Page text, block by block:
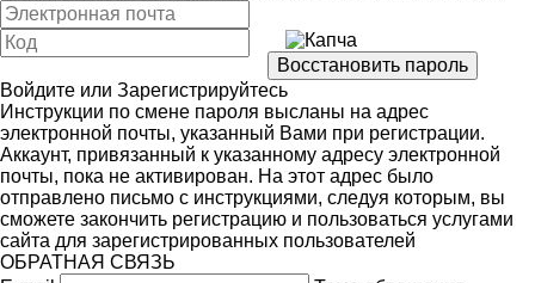
Войдите или Зарегистрируйтесь
Инструкции по смене пароля высланы на адрес
электронной почты, указанный Вами при регистрации.
Аккаунт, привязанный к указанному адресу электронной
почты, пока не активирован. На этот адрес было
отправлено письмо с инструкциями, следуя которым, вы
сможете закончить регистрацию и пользоваться услугами
сайта для зарегистрированных пользователей
ОБРАТНАЯ СВЯЗЬ